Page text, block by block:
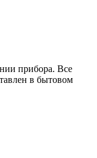
прибора. Все
в бытовом